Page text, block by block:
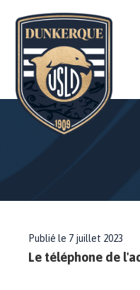
Publié le 7 juillet 2023
Le téléphone de